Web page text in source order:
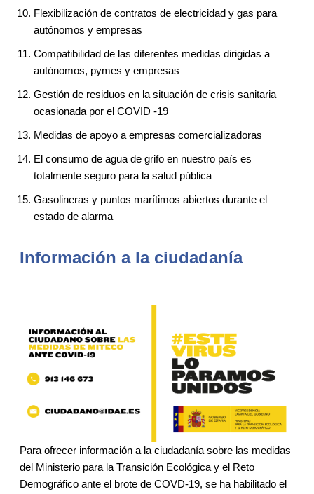
Flexibilización de contratos de electricidad y gas para
autónomos y empresas
Compatibilidad de las diferentes medidas dirigidas a
autónomos, pymes y empresas
Gestión de residuos en la situación de crisis sanitaria
ocasionada por el COVID -19
Medidas de apoyo a empresas comercializadoras
El consumo de agua de grifo en nuestro país es
totalmente seguro para la salud pública
Gasolineras y puntos marítimos abiertos durante el
estado de alarma
Información a la ciudadanía
Para ofrecer información a la ciudadanía sobre las medidas
del Ministerio para la Transición Ecológica y el Reto
Demográfico ante el brote de COVD-19, se ha habilitado el